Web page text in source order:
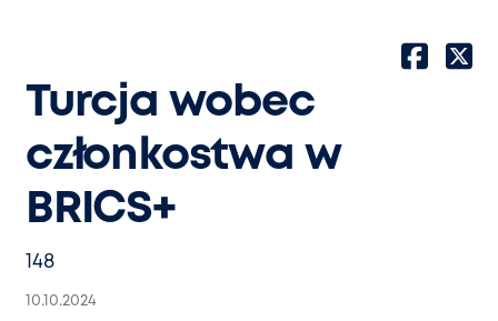
Turcja wobec
członkostwa w
BRICS+
148
10.10.2024